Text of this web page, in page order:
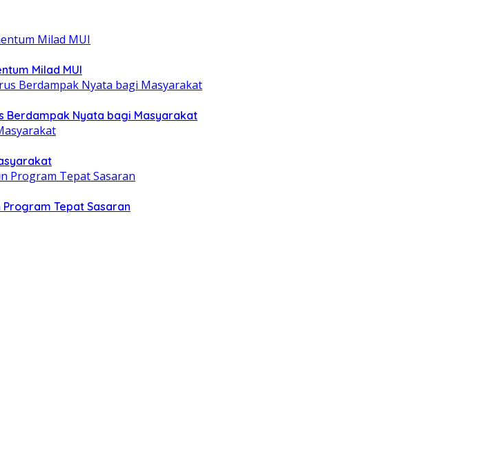
Milad MUI
Berdampak Nyata bagi Masyarakat
Program Tepat Sasaran